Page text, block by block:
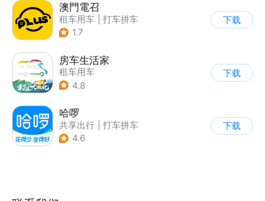
澳門電召
租车用车
打车拼车
| 地图导航
1.7
下载
房车生活家
租车用车
4.8
下载
哈啰
共享出行
打车拼车
4.6
下载